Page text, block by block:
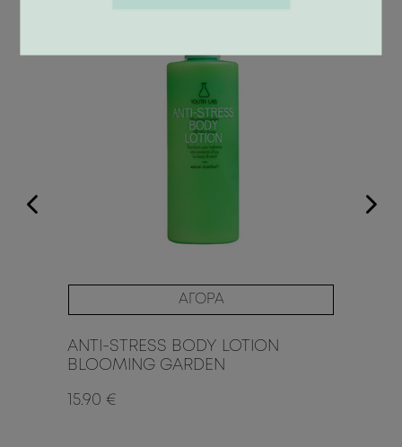
ΑΓΟΡΑ
ANTI-STRESS BODY LOTION
BLOOMING GARDEN
15.90 €